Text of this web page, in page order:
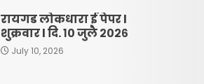
रायगड लोकधारा ई पेपर l
शुक्रवार l दि. १० जुलै २०२६
July 10, 2026